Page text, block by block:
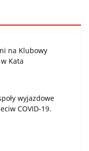
na Klubowy
Kata
wyjazdowe
COVID-19.